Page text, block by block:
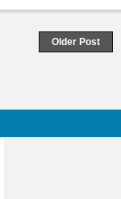
Older Post